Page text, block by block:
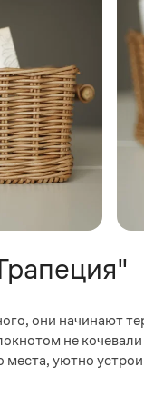
они начинают
не
уютно